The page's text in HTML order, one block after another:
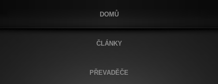
DOMŮ
ČLÁNKY
PŘEVADĚČE